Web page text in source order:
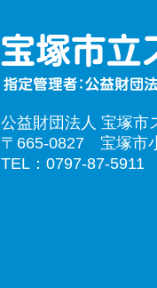
公益財団法人 宝塚市
〒665-0827 宝塚市
TEL：0797-87-5911